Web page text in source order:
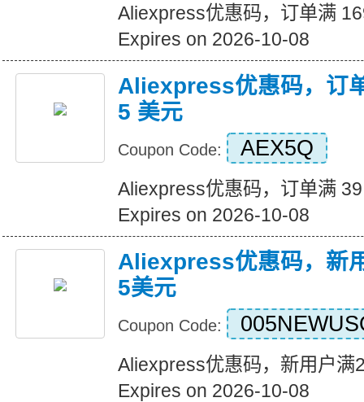
Aliexpress优惠码，订单满
Expires on 2026-10-08
Aliexpress优惠码，订
5 美元
Coupon Code: AEX5Q
Aliexpress优惠码，订单满
Expires on 2026-10-08
Aliexpress优惠码，新
5美元
Coupon Code:
Aliexpress优惠码，新用户满
Expires on 2026-10-08